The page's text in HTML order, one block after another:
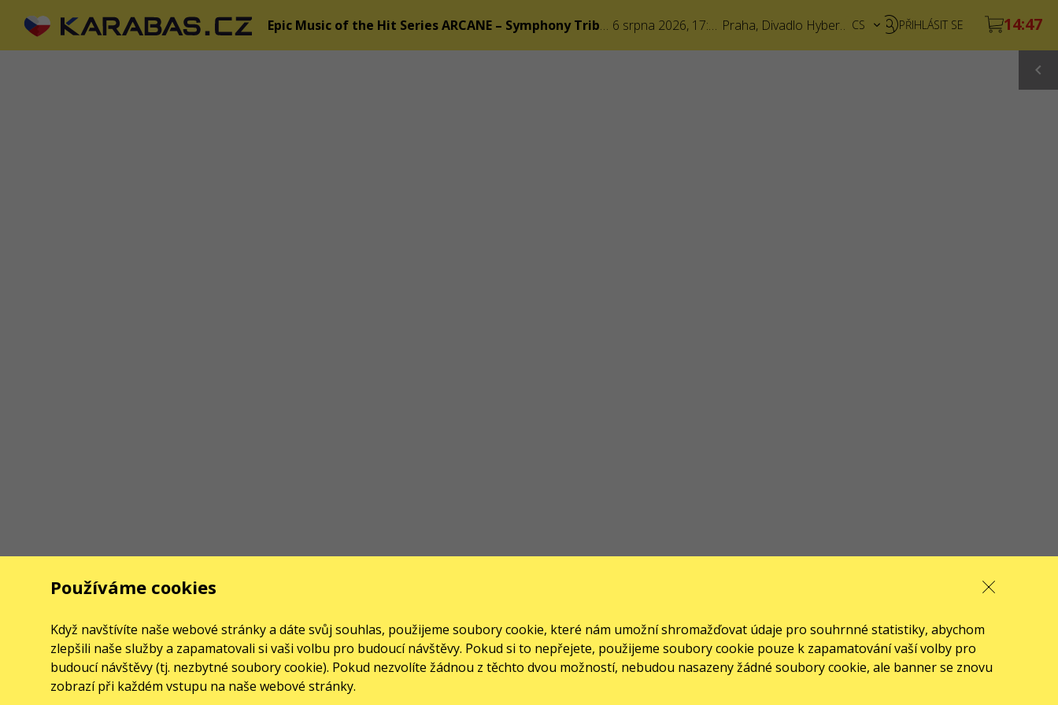
Epic Music of the Hit Series ARCANE – Symphony Tribute 6 srpna 2026, 17:00 Praha, Divadlo Hybernia
CS
PŘIHLÁSIT SE
Používáme cookies
Když navštívíte naše webové stránky a dáte svůj souhlas, použijeme soubory cookie, které nám umožní shromažďovat údaje pro souhrnné statistiky, abychom
zlepšili naše služby a zapamatovali si vaši volbu pro budoucí návštěvy. Pokud si to nepřejete, použijeme soubory cookie pouze k zapamatování vaší volby pro
budoucí návštěvy (tj. nezbytné soubory cookie). Pokud nezvolíte žádnou z těchto dvou možností, nebudou nasazeny žádné soubory cookie, ale banner se znovu
zobrazí při každém vstupu na naše webové stránky.